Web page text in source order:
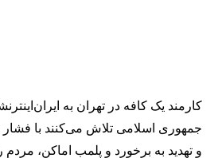
کارمند یک کافه در تهران به
جمهوری اسلامی تلاش می‌کنند با
و تهدید به برخورد و پلمب اماکن، مردم